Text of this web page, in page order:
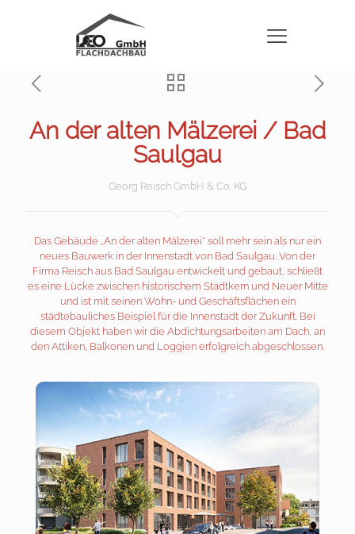
An der alten Mälzerei / Bad
Saulgau
Georg Reisch GmbH & Co. KG
Das Gebäude „An der alten Mälzerei“ soll mehr sein als nur ein
neues Bauwerk in der Innenstadt von Bad Saulgau. Von der
Firma Reisch aus Bad Saulgau entwickelt und gebaut, schließt
es eine Lücke zwischen historischem Stadtkern und Neuer Mitte
und ist mit seinen Wohn- und Geschäftsflächen ein
städtebauliches Beispiel für die Innenstadt der Zukunft. Bei
diesem Objekt haben wir die Abdichtungsarbeiten am Dach, an
den Attiken, Balkonen und Loggien erfolgreich abgeschlossen.